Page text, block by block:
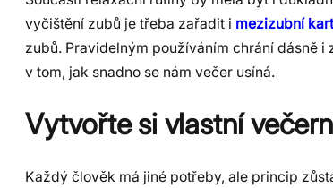
vyčištění zubů je třeba zařadit i mezizubní
zubů. Pravidelným používáním chrání dásně
v tom, jak snadno se nám večer usíná.
Vytvořte si vlastní
Každý člověk má jiné potřeby, ale princip